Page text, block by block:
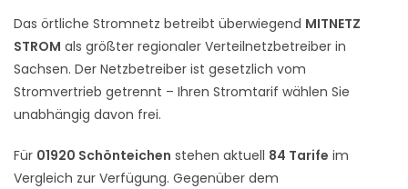
Das örtliche Stromnetz betreibt überwiegend MITNETZ
STROM als größter regionaler Verteilnetzbetreiber in
Sachsen. Der Netzbetreiber ist gesetzlich vom
Stromvertrieb getrennt – Ihren Stromtarif wählen Sie
unabhängig davon frei.
Für 01920 Schönteichen stehen aktuell 84 Tarife im
Vergleich zur Verfügung. Gegenüber dem